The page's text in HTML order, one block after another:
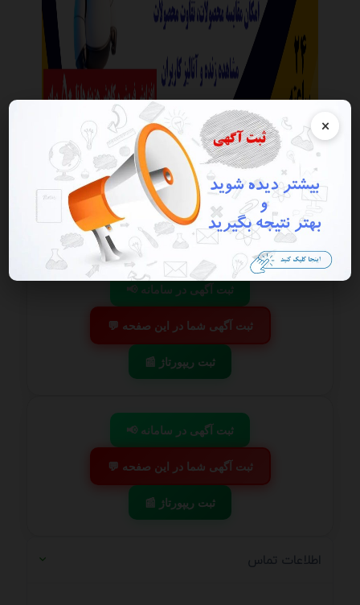
×
این آگهی منقضی شده است در صورتی که این آگهی به شما تعلق دارد
هرچه سریعتر به پنل کاربری خود مراجعه و اقدام به فعال سازی آن نمایید
گزارش آگهی ذخیره
📢 ثبت آگهی در سامانه
💬 ثبت آگهی شما در این صفحه
📰 ثبت ریپورتاژ
📢 ثبت آگهی در سامانه
💬 ثبت آگهی شما در این صفحه
📰 ثبت ریپورتاژ
اطلاعات تماس